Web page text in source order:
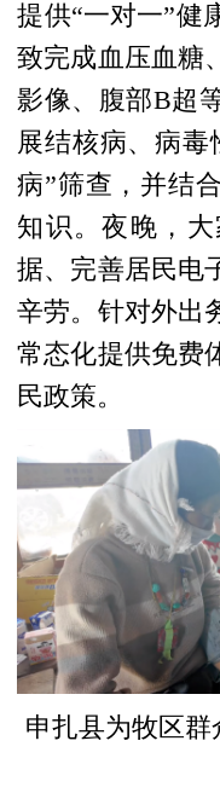
提供“一对一”健
致完成血压血糖
影像、腹部B超
展结核病、病毒
病”筛查，并结
知识。夜晚，
据、完善居民电
辛劳。针对外出
常态化提供免费
民政策。
申扎县为牧区群